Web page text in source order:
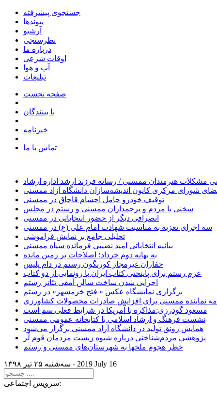
جستجوی پیشرفته
پیوندها
آرشیو
نظرسنجی
درباره ما
اوقات شرعی
آب و هوا
تبلیغات
صفحه نخست
با بینندگان
خبرنامه
تماس با ما
مشکلات هنرمندان ممسنی / رسانه فرزند ارشد اداره ارشاد
شورای مرکزی کانون اندیشه‌سازان دانشگاه آزاد ممسنی
توقیف خودرو حامل احشام قاچاق در ممسنی
سخنی با مردم و پرچمداران ممسنی و رستم در مجلس
انصرافی دیگر از حضور انتخاباتی در ممسنی
سه اجرای تعزیه به مناسبت شهادت امام علی (ع) در ممسنی
تحلیلی جامع بر نمایش فراموشی
بیانیه انتخاباتی امید نصیبی فرمانده سپاه ممسنی
به بهانه دوم خرداد؛ اصلاحات بر زمین مانده
حفاران غیرمجاز کورنگون رستم در دام پلیس
عزم رستم برای پایتختی کتاب ایران با رونمایی از دو کتاب
اجرایی شدن ساخت سالن آمفی تئاتر رستم
برگزاری نمایشگاه عکس « فتح خرمشهر» در رستم
نماینده ممسنی برای افزایش صادرات محصولات کشاورزی
مسعود گودرزی:مذاکره با آمریکا در شرایط فعلی سم است
نشست فرهنگ و ارشاد اسلامی با کتابخانه عمومی ممسنی
همایش رونق تولید در دانشگاه آزاد ممسنی برگزار می‌شود
پژوهشی مردم‌شناختی درباره شیوه زیست مردمان قوم لُر
خطر هجوم ملخها به شهرستان‌های ممسنی و رستم
سه‌شنبه ۲۵ تير ۱۳۹۸ - 2019 July 16
سرویس اجتماعی: